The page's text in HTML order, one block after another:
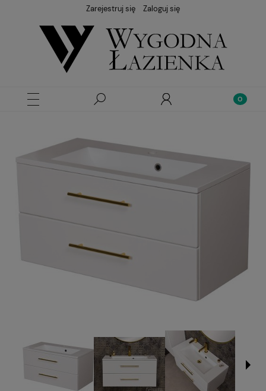
Zarejestruj się Zaloguj się